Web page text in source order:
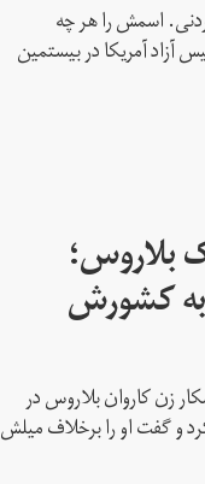
اسمش را هر چه
آزاد آمریکا در بیستمین
بلاروس؛
کشورش
زن کاروان بلاروس در
و گفت او را برخلاف میلش